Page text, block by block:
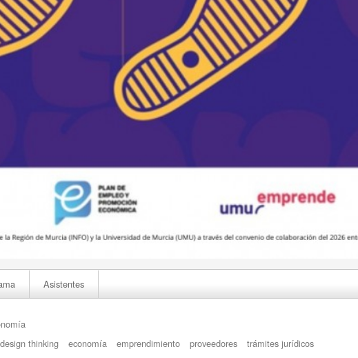
Asistentes
design thinking economía emprendimiento proveedores trámites jurídicos